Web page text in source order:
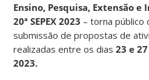
Ensino, Pesquisa, Extensão e
20ª SEPEX 2023 – torna público
submissão de propostas de
realizadas entre os dias23 e
2023.